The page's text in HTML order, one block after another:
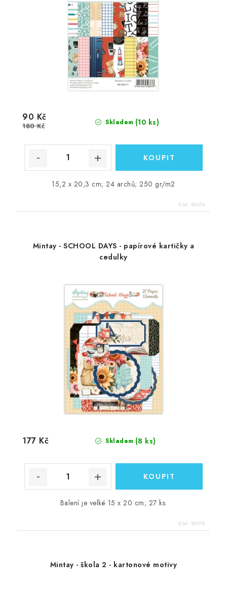
Skladem (10 ks)
90 Kč
180 Kč
15,2 x 20,3 cm; 24 archů; 250 gr/m2
Kód: 86016
Mintay - SCHOOL DAYS - papírové kartičky a
cedulky
Skladem (8 ks)
177 Kč
Balení je velké 15 x 20 cm; 27 ks.
Kód: 86018
Mintay - škola 2 - kartonové motivy